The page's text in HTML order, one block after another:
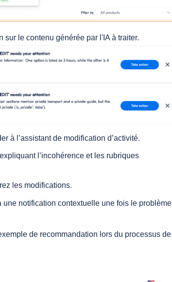
le contenu générée par l'IA à traiter.
à l’assistant de modification d’activité.
l’incohérence et les rubriques
les modifications.
notification contextuelle une fois le problème
de recommandation lors du processus de